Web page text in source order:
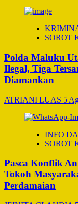
Penyelidikan
Karhutla
Libatkan
Polres
Jajaran
SOROT
Polda Maluku
Ilegal, Tiga
Diamankan
ATRIANI LUAS 5
INFO
SOROT
Pasca Konflik
Tokoh
Perdamaian